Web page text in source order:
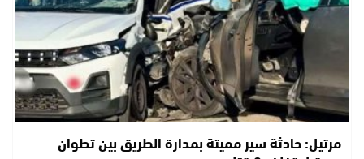
مرتيل: حادثة سير مميتة بمدارة الطريق بين تطوان